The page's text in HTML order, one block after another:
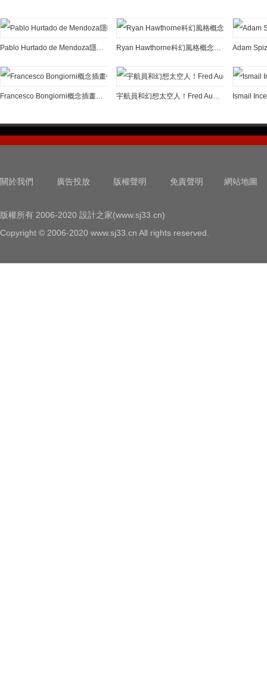
Pablo Hurtado de Mendoza隱喻內涵的概念插畫作品 Ryan Hawthorne科幻風格概念插畫設計 Adam
Francesco Bongiorni概念插畫作品欣賞 宇航員和幻想太空人！Fred Augis概念插畫作品
關於我們 廣告投放 版權聲明 免責聲明 網站地圖
版權所有 2006-2020 設計之家(www.sj33.cn)
Copyright © 2006-2020 www.sj33.cn All rights reserved.